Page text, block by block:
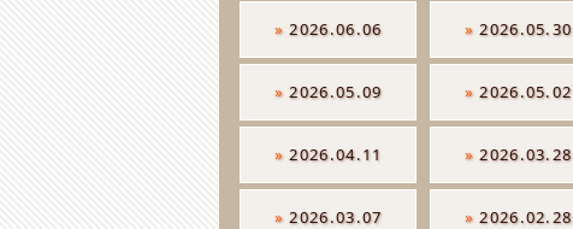
»2026.06.06 »2026.05.30
»2026.05.09 »2026.05.02
»2026.04.11 »2026.03.28
»2026.03.07 »2026.02.28